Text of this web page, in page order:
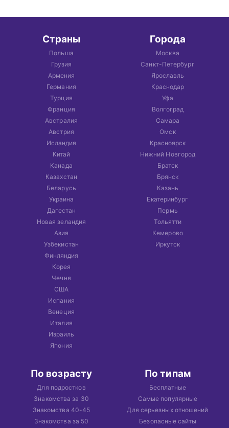
Страны
Польша
Грузия
Армения
Германия
Турция
Франция
Австралия
Австрия
Исландия
Китай
Канада
Казахстан
Беларусь
Украина
Дагестан
Новая зеландия
Азия
Узбекистан
Финляндия
Корея
Чечня
США
Испания
Венеция
Италия
Израиль
Япония
Города
Москва
Санкт-Петербург
Ярославль
Краснодар
Уфа
Волгоград
Самара
Омск
Красноярск
Нижний Новгород
Братск
Брянск
Казань
Екатеринбург
Пермь
Тольятти
Кемерово
Иркутск
По возрасту
Для подростков
Знакомства за 30
Знакомства 40-45
Знакомства за 50
По типам
Бесплатные
Самые популярные
Для серьезных отношений
Безопасные сайты